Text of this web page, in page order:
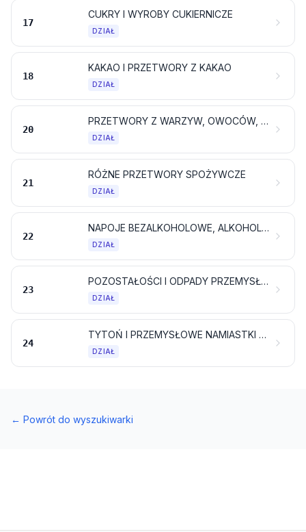
17
CUKRY I WYROBY CUKIERNICZE
DZIAŁ
18
KAKAO I PRZETWORY Z KAKAO
DZIAŁ
20
PRZETWORY Z WARZYW, OWOCÓW, ORZECHÓW LUB POZOSTAŁYCH CZĘŚCI ROŚLIN
DZIAŁ
21
RÓŻNE PRZETWORY SPOŻYWCZE
DZIAŁ
22
NAPOJE BEZALKOHOLOWE, ALKOHOLOWE I OCET
DZIAŁ
23
POZOSTAŁOŚCI I ODPADY PRZEMYSŁU SPOŻYWCZEGO; GOTOWA KARMA DLA ZWIERZĄT
DZIAŁ
24
TYTOŃ I PRZEMYSŁOWE NAMIASTKI TYTONIU; PRODUKTY, NAWET ZAWIERAJĄCE NIKOTYNĘ, PRZEZNACZONE DO WDYCHANIA BEZ SPALANIA; POZOSTAŁE WYROBY ZAWIERAJĄCE NIKOTYNĘ PRZEZNACZONE DO WPROWADZANIA NIKOTYNY DO CIAŁA LUDZKIEGO
DZIAŁ
← Powrót do wyszukiwarki